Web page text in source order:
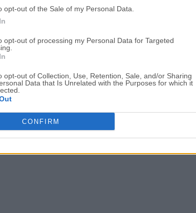
opt-out of the Sale of my Personal Data.
opt-out of processing my Personal Data for Targeted
opt-out of Collection, Use, Retention, Sale, and/or Sharing
Data that Is Unrelated with the Purposes for which it
CONFIRM
Adobe Acrobat Pro 2026.001.21771
Malwarebytes 5.25.2 TradingView -
CleanMyMac X 5.2.10 AdGuard VPN